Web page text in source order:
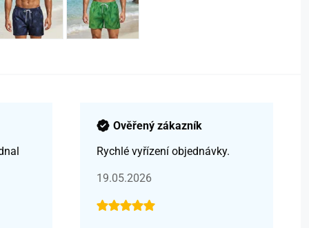
Ověřený zákazník
Rychlé vyřízení objednávky.
19.05.2026